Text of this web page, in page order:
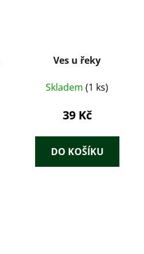
Ves u řeky
Skladem (1 ks)
39 Kč
DO KOŠÍKU